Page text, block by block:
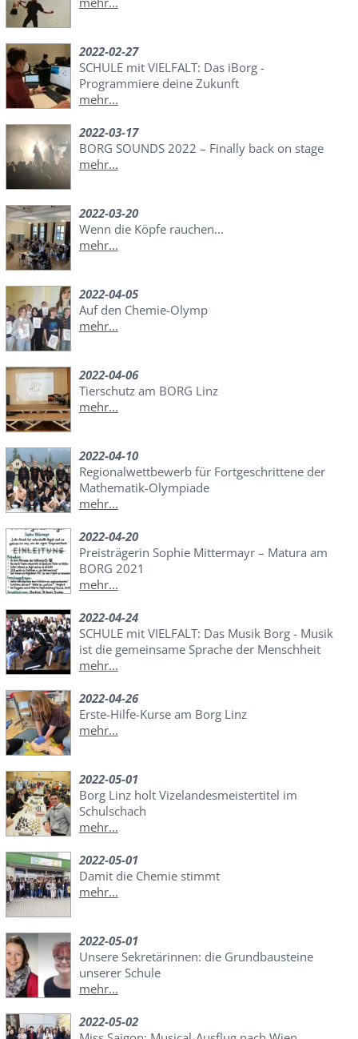
2022-02-27
SCHULE mit VIELFALT: Das iBorg -
Programmiere deine Zukunft
mehr...
2022-03-17
BORG SOUNDS 2022 – Finally back on stage
mehr...
2022-03-20
Wenn die Köpfe rauchen...
mehr...
2022-04-05
Auf den Chemie-Olymp
mehr...
2022-04-06
Tierschutz am BORG Linz
mehr...
2022-04-10
Regionalwettbewerb für Fortgeschrittene der
Mathematik-Olympiade
mehr...
2022-04-20
Preisträgerin Sophie Mittermayr – Matura am
BORG 2021
mehr...
2022-04-24
SCHULE mit VIELFALT: Das Musik Borg - Musik
ist die gemeinsame Sprache der Menschheit
mehr...
2022-04-26
Erste-Hilfe-Kurse am Borg Linz
mehr...
2022-05-01
Borg Linz holt Vizelandesmeistertitel im
Schulschach
mehr...
2022-05-01
Damit die Chemie stimmt
mehr...
2022-05-01
Unsere Sekretärinnen: die Grundbausteine
unserer Schule
mehr...
2022-05-02